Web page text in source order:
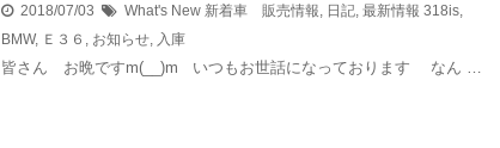
2018/07/03 What's New 新着車 販売情報 日記 最新情報 318is
BMW, Ｅ３６ お知らせ 入庫
皆さん お晩ですm(__)m いつもお世話になっております なん …